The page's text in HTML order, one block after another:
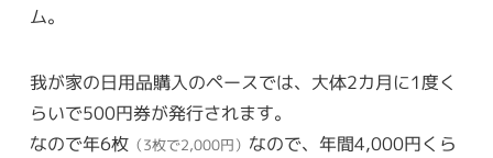
ム。
我が家の日用品購入のペースでは、大体2カ月に1度く
らいで500円券が発行されます。
なので年6枚（3枚で2,000円） なので、年間4,000円くら